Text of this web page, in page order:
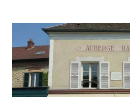
RÉSULTATS